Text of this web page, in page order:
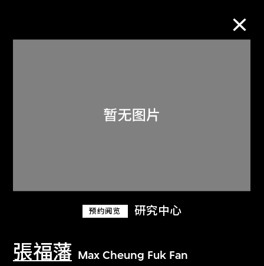
预约阅览 研究中心
張福藩 Max Cheung Fuk Fan
关于M+藏品
探索世界顶级的二十及二十一世纪视觉
文化藏品。